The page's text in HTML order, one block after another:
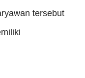
tersebut